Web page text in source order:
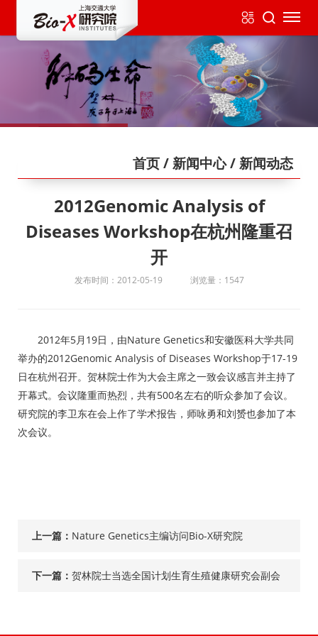
首页/ 新闻中心/ 新闻动态
2012Genomic Analysis of
Diseases Workshop在杭州隆重召
开
发布时间：2012-05-19 浏览量：1547
2012年5月19日，由Nature Genetics和安徽医科大学共同
举办的2012Genomic Analysis of Diseases Workshop于17-19
日在杭州召开。贺林院士作为大会主席之一致会议感言并主持了
开幕式。会议隆重而热烈，共有500名左右的听众参加了会议。
研究院的李卫东在会上作了学术报告，师咏勇和刘赟也参加了本
次会议。
上一篇： Nature Genetics主编访问Bio-X研究院
下一篇： 贺林院士当选全国计划生育生殖健康研究会副会